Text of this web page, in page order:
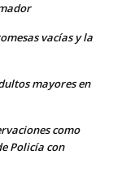
vacías y la
mayores en
como
Policía con